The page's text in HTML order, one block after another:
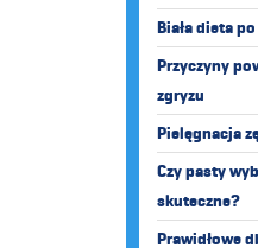
Biała dieta
Przyczyny
zgryzu
Pielęgnacja
Czy pasty
skuteczne?
Prawidłowe